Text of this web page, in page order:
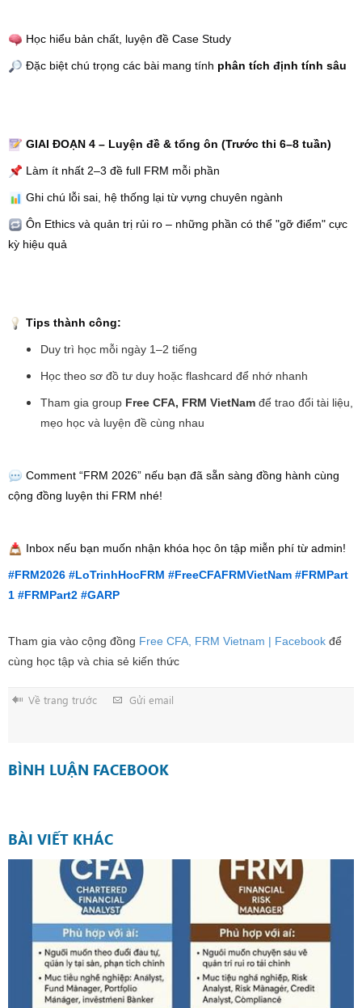
Học hiểu bản chất, luyện đề Case Study
Đặc biệt chú trọng các bài mang tính phân tích định tính sâu
GIAI ĐOẠN 4 – Luyện đề & tổng ôn (Trước thi 6–8 tuần)
Làm ít nhất 2–3 đề full FRM mỗi phần
Ghi chú lỗi sai, hệ thống lại từ vựng chuyên ngành
Ôn Ethics và quản trị rủi ro – những phần có thể "gỡ điểm" cực
kỳ hiệu quả
Tips thành công:
Duy trì học mỗi ngày 1–2 tiếng
Học theo sơ đồ tư duy hoặc flashcard để nhớ nhanh
Tham gia group Free CFA, FRM VietNam để trao đổi tài liệu,
mẹo học và luyện đề cùng nhau
Comment “FRM 2026” nếu bạn đã sẵn sàng đồng hành cùng
cộng đồng luyện thi FRM nhé!
Inbox nếu bạn muốn nhận khóa học ôn tập miễn phí từ admin!
#FRM2026 #LoTrinhHocFRM #FreeCFAFRMVietNam #FRMPart
1 #FRMPart2 #GARP
Tham gia vào cộng đồng Free CFA, FRM Vietnam | Facebook để
cùng học tập và chia sẻ kiến thức
Về trang trước Gửi email
BÌNH LUẬN FACEBOOK
BÀI VIẾT KHÁC